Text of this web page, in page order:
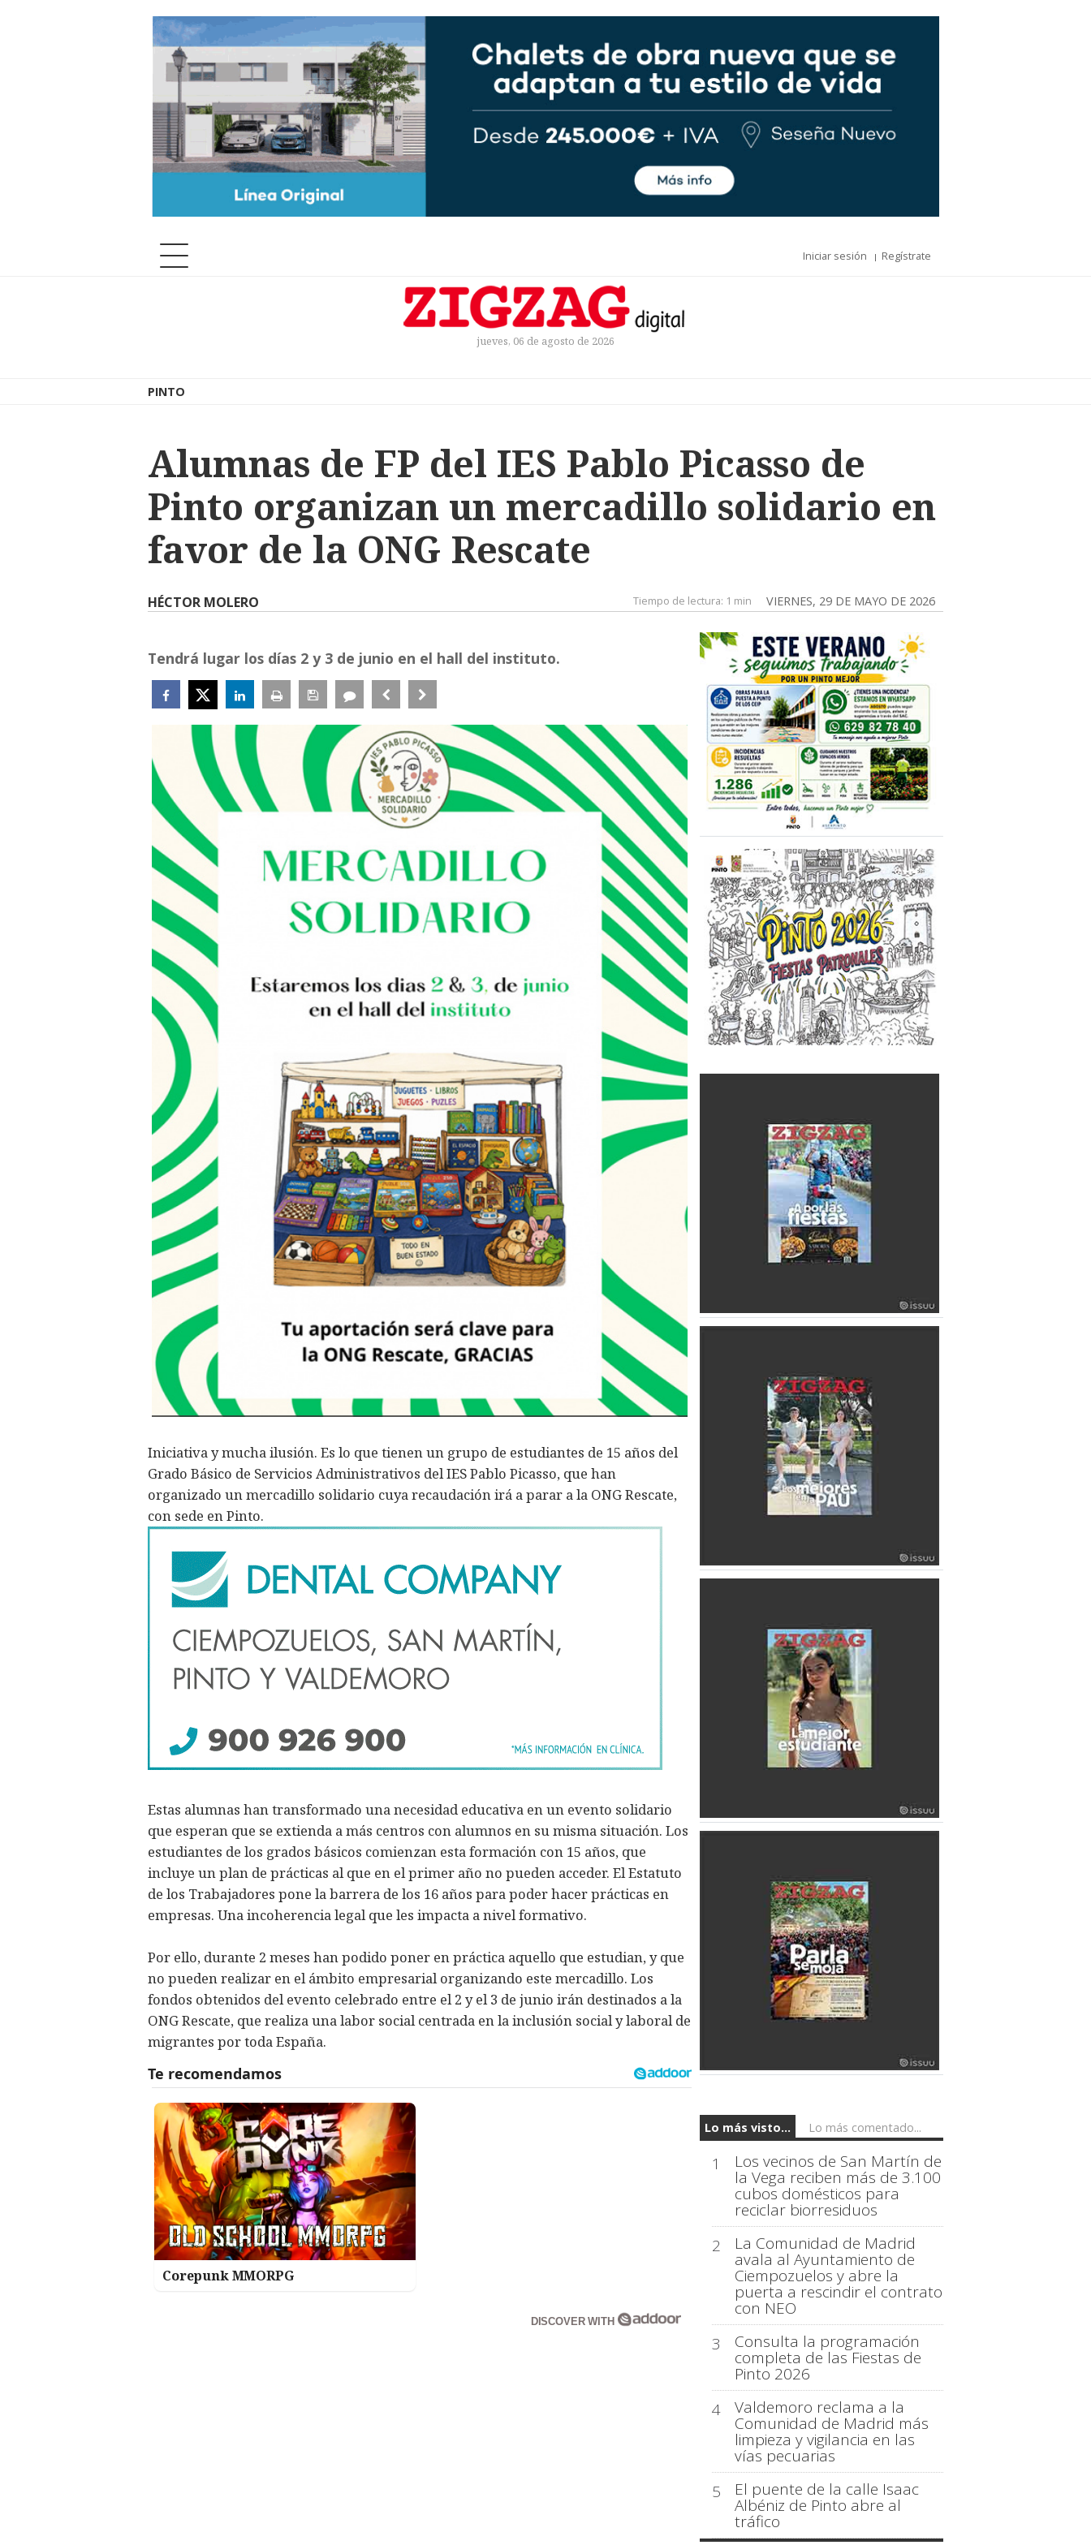
Iniciar sesión Regístrate
jueves, 06 de agosto de 2026
PINTO
Alumnas de FP del IES Pablo Picasso de
Pinto organizan un mercadillo solidario en
favor de la ONG Rescate
HÉCTOR MOLERO VIERNES, 29 DE MAYO DE 2026
Tiempo de lectura: 1 min
Tendrá lugar los días 2 y 3 de junio en el hall del instituto.
Iniciativa y mucha ilusión. Es lo que tienen un grupo de estudiantes de 15 años del
Grado Básico de Servicios Administrativos del IES Pablo Picasso, que han
organizado un mercadillo solidario cuya recaudación irá a parar a la ONG Rescate,
con sede en Pinto.
Estas alumnas han transformado una necesidad educativa en un evento solidario
que esperan que se extienda a más centros con alumnos en su misma situación. Los
estudiantes de los grados básicos comienzan esta formación con 15 años, que
incluye un plan de prácticas al que en el primer año no pueden acceder. El Estatuto
de los Trabajadores pone la barrera de los 16 años para poder hacer prácticas en
empresas. Una incoherencia legal que les impacta a nivel formativo.
Por ello, durante 2 meses han podido poner en práctica aquello que estudian, y que
no pueden realizar en el ámbito empresarial organizando este mercadillo. Los
fondos obtenidos del evento celebrado entre el 2 y el 3 de junio irán destinados a la
ONG Rescate, que realiza una labor social centrada en la inclusión social y laboral de
migrantes por toda España.
Corepunk MMORPG
DISCOVER WITH
Lo más visto... Lo más comentado...
1 Los vecinos de San Martín de
la Vega reciben más de 3.100
cubos domésticos para
reciclar biorresiduos
2
La Comunidad de Madrid
avala al Ayuntamiento de
Ciempozuelos y abre la
puerta a rescindir el contrato
con NEO
3
Consulta la programación
completa de las Fiestas de
Pinto 2026
4
Valdemoro reclama a la
Comunidad de Madrid más
limpieza y vigilancia en las
vías pecuarias
5
El puente de la calle Isaac
Albéniz de Pinto abre al
tráfico